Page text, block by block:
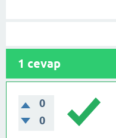
1 cevap
0
0